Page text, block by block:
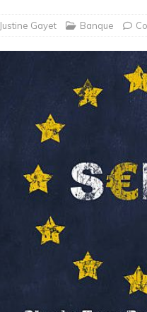
Justine Gayet Banque